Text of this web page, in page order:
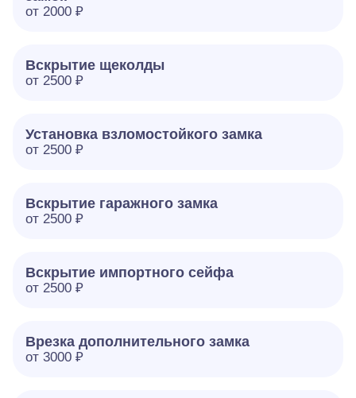
от 2000 ₽
Вскрытие щеколды
от 2500 ₽
Установка взломостойкого замка
от 2500 ₽
Вскрытие гаражного замка
от 2500 ₽
Вскрытие импортного сейфа
от 2500 ₽
Врезка дополнительного замка
от 3000 ₽